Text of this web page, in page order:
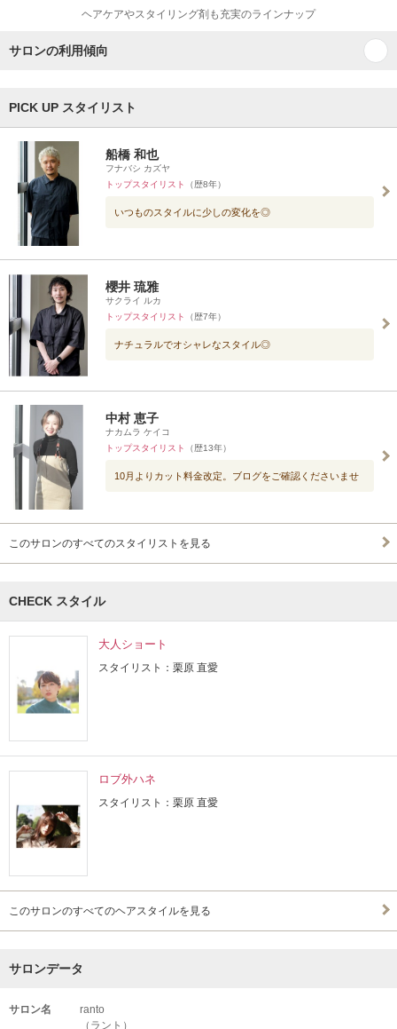
ヘアケアやスタイリング剤も充実のラインナップ
サロンの利用傾向
PICK UP スタイリスト
船橋 和也
フナバシ カズヤ
トップスタイリスト
（歴8年）
いつものスタイルに少しの変化を◎
櫻井 琉雅
サクライ ルカ
トップスタイリスト
（歴7年）
ナチュラルでオシャレなスタイル◎
中村 恵子
ナカムラ ケイコ
トップスタイリスト
（歴13年）
10月よりカット料金改定。ブログをご確認くださいませ
このサロンのすべてのスタイリストを見る
CHECK スタイル
大人ショート
スタイリスト：栗原 直愛
ロブ外ハネ
スタイリスト：栗原 直愛
このサロンのすべてのヘアスタイルを見る
サロンデータ
サロン名
ranto
（ラント）